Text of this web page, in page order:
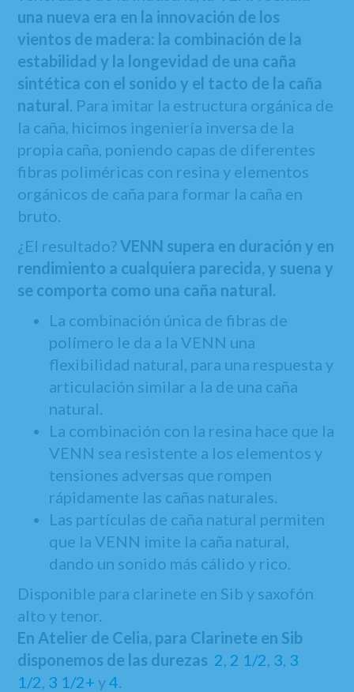
una nueva era en la innovación de los
vientos de madera: la combinación de la
estabilidad y la longevidad de una caña
sintética con el sonido y el tacto de la caña
natural. Para imitar la estructura orgánica de
la caña, hicimos ingeniería inversa de la
propia caña, poniendo capas de diferentes
fibras poliméricas con resina y elementos
orgánicos de caña para formar la caña en
bruto.
¿El resultado?VENN supera en duración y en
rendimiento a cualquiera parecida, y suena y
se comporta como una caña natural.
La combinación única de fibras de
polímero le da a la VENN una
flexibilidad natural, para una respuesta y
articulación similar a la de una caña
natural.
La combinación con la resina hace que la
VENN sea resistente a los elementos y
tensiones adversas que rompen
rápidamente las cañas naturales.
Las partículas de caña natural permiten
que la VENN imite la caña natural,
dando un sonido más cálido y rico.
Disponible para clarinete en Sib y saxofón
alto y tenor.
En Atelier de Celia, para Clarinete en Sib
disponemos de las durezas 2, 2 1/2, 3, 3
1/2, 3 1/2+ y4.